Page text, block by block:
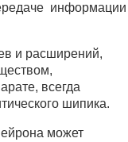
информации
и расширений,
всегда
шипика.
может